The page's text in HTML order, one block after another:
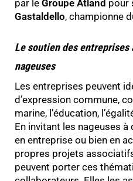
par le Groupe Atland pour
Gastaldello, championne
Le soutien des entreprises
nageuses
Les entreprises peuvent
d’expression commune,
marine, l’éducation,
En invitant les nageuses
en entreprise ou bien en
propres projets
peuvent porter ces